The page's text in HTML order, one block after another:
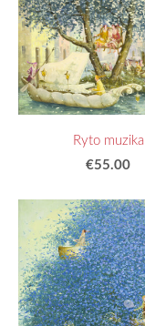
Ryto muzika
€55.00